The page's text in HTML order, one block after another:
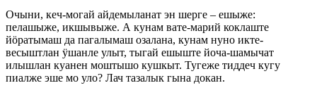
Очыни, кеч-могай айдемыланат эн шерге – ешыже:
пелашыже, икшывыже. А кунам вате-марий коклаште
йӧратымаш да пагалымаш озалана, кунам нуно икте-
весыштлан ӱшанле улыт, тыгай ешыште йоча-шамычат
илышлан куанен моштышо кушкыт. Тугеже тиддеч кугу
пиалже эше мо уло? Лач тазалык гына докан.